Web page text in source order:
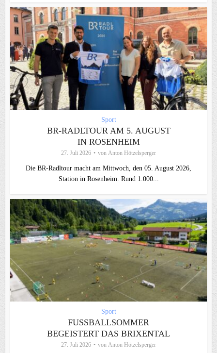
Sport
BR-RADLTOUR AM 5. AUGUST
IN ROSENHEIM
27. Juli 2026 von Anton Hötzelsperger
Die BR-Radltour macht am Mittwoch, den 05. August 2026,
Station in Rosenheim. Rund 1.000...
Sport
FUSSBALLSOMMER B
EGEISTERT DAS BRIXENTAL
27. Juli 2026 von Anton Hötzelsperger